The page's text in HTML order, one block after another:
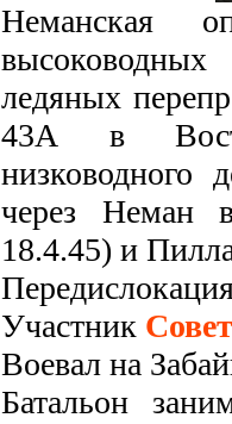
Неманская
ледяных
43А в
низководного
через Неман
18.4.45) и
Участник
Воевал на
Батальон